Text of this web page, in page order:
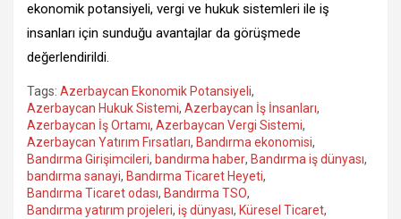
ekonomik potansiyeli, vergi ve hukuk sistemleri ile iş
insanları için sunduğu avantajlar da görüşmede
değerlendirildi.
Tags: Azerbaycan Ekonomik Potansiyeli,
Azerbaycan Hukuk Sistemi, Azerbaycan İş İnsanları,
Azerbaycan İş Ortamı, Azerbaycan Vergi Sistemi,
Azerbaycan Yatırım Fırsatları, Bandırma ekonomisi,
Bandırma Girişimcileri, bandırma haber, Bandırma iş dünyası,
bandırma sanayi, Bandırma Ticaret Heyeti,
Bandırma Ticaret odası, Bandırma TSO,
Bandırma yatırım projeleri, iş dünyası, Küresel Ticaret,